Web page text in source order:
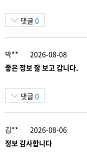
댓글 0
박**
2026-08-08
좋은 정보 잘 보고 갑니다.
댓글 0
김**
2026-08-06
정보 감사합니다